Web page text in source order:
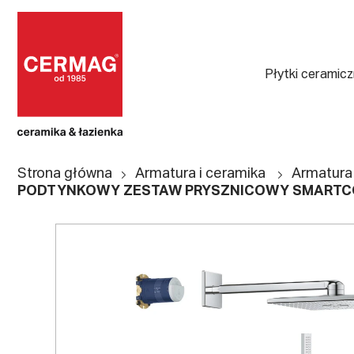
Płytki
Strona główna Armatura i ceramika
Armatura
PODTYNKOWY ZESTAW PRYSZNICOWY